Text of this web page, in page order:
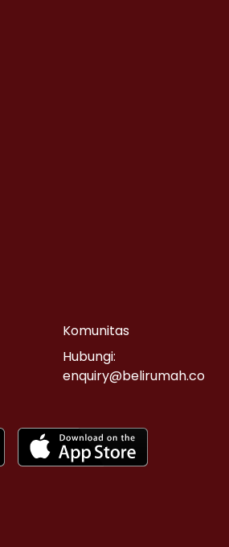
Komunitas
Hubungi:
enquiry@belirumah.co